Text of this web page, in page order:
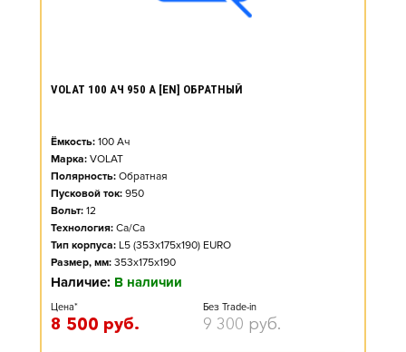
VOLAT 100 АЧ 950 А [EN] ОБРАТНЫЙ
Ёмкость: 100 Ач
Марка: VOLAT
Полярность: Обратная
Пусковой ток: 950
Вольт: 12
Технология: Ca/Ca
Тип корпуса: L5 (353x175x190) EURO
Размер, мм: 353x175x190
Наличие: В наличии
Цена*
8 500 руб.
Без Trade-in
9 300 руб.